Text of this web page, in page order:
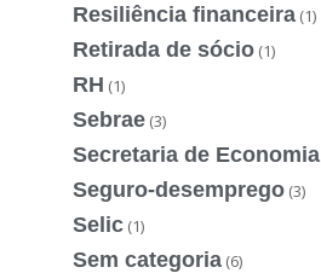
Resiliência financeira (1)
Retirada de sócio (1)
RH (1)
Sebrae (3)
Secretaria de Economia
Seguro-desemprego (3)
Selic (1)
Sem categoria (6)